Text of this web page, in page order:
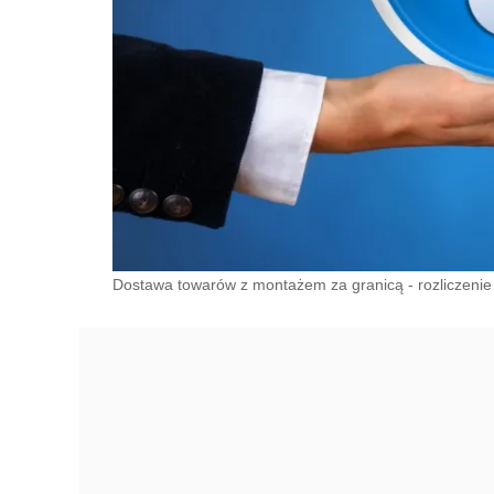
Dostawa towarów z montażem za granicą - rozliczenie